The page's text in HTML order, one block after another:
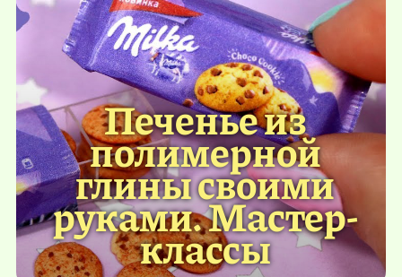
Печенье из
полимерной
глины своими
руками. Мастер-
классы